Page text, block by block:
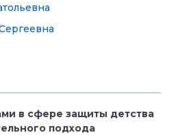
в сфере защиты детства
подхода